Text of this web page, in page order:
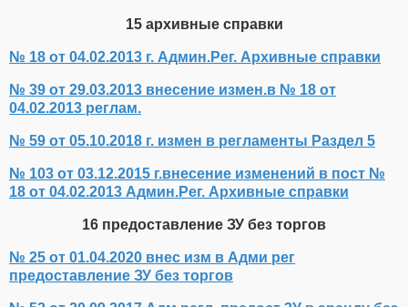
15 архивные справки
№ 18 от 04.02.2013 г. Админ.Рег. Архивные справки
№ 39 от 29.03.2013 внесение измен.в № 18 от
04.02.2013 реглам.
№ 59 от 05.10.2018 г. измен в регламенты Раздел 5
№ 103 от 03.12.2015 г.внесение изменений в пост №
18 от 04.02.2013 Админ.Рег. Архивные справки
16 предоставление ЗУ без торгов
№ 25 от 01.04.2020 внес изм в Адми рег
предоставление ЗУ без торгов